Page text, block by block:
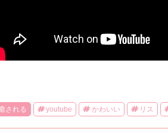
される youtube かわいい リス